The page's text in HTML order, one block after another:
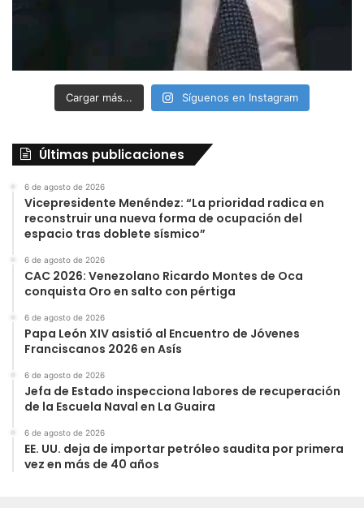
Cargar más... Síguenos en Instagram
Últimas publicaciones
6 de agosto de 2026
Vicepresidente Menéndez: “La prioridad radica en
reconstruir una nueva forma de ocupación del
espacio tras doblete sísmico”
6 de agosto de 2026
CAC 2026: Venezolano Ricardo Montes de Oca
conquista Oro en salto con pértiga
6 de agosto de 2026
Papa León XIV asistió al Encuentro de Jóvenes
Franciscanos 2026 en Asís
6 de agosto de 2026
Jefa de Estado inspecciona labores de recuperación
de la Escuela Naval en La Guaira
6 de agosto de 2026
EE. UU. deja de importar petróleo saudita por primera
vez en más de 40 años